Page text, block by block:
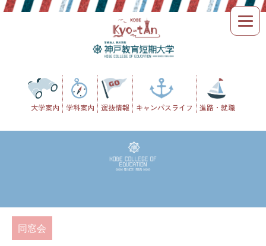
Skip
to
大学案内 学科案内 選抜情報 キャンパスライフ 進路・就職
同窓会